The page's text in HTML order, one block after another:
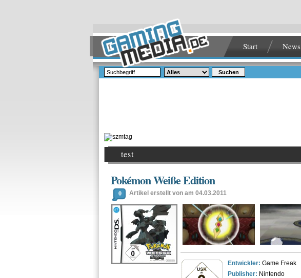
Start News
Suchen
test
Pokémon Weiße Edition
0 Artikel erstellt von am 04.03.2011
Entwickler: Game Freak
Publisher: Nintendo